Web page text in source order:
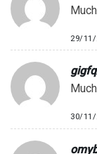
29/11/
30/11/